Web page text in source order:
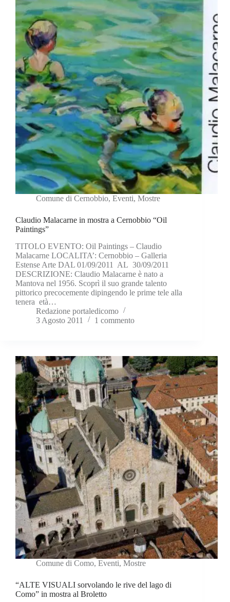
Comune di Cernobbio, Eventi, Mostre
Claudio Malacarne in mostra a Cernobbio “Oil
Paintings”
TITOLO EVENTO: Oil Paintings – Claudio
Malacarne LOCALITA’: Cernobbio – Galleria
Estense Arte DAL 01/09/2011 AL 30/09/2011
DESCRIZIONE: Claudio Malacarne è nato a
Mantova nel 1956. Scoprì il suo grande talento
pittorico precocemente dipingendo le prime tele alla
tenera età…
Redazione portaledicomo
3 Agosto 2011
1 commento
Comune di Como, Eventi, Mostre
“ALTE VISUALI sorvolando le rive del lago di
Como” in mostra al Broletto